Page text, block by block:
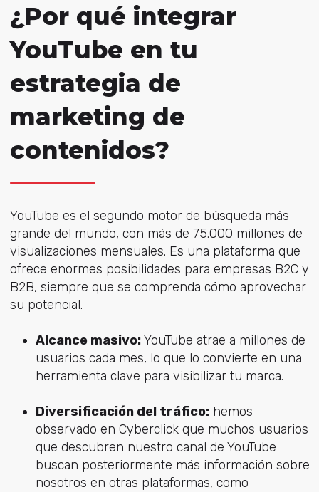
¿Por qué integrar
YouTube en tu
estrategia de
marketing de
contenidos?
YouTube es el segundo motor de búsqueda más
grande del mundo, con más de 75.000 millones de
visualizaciones mensuales. Es una plataforma que
ofrece enormes posibilidades para empresas B2C y
B2B, siempre que se comprenda cómo aprovechar
su potencial.
Alcance masivo:YouTube atrae a millones de
usuarios cada mes, lo que lo convierte en una
herramienta clave para visibilizar tu marca.
Diversificación del tráfico:hemos
observado en Cyberclick que muchos usuarios
que descubren nuestro canal de YouTube
buscan posteriormente más información sobre
nosotros en otras plataformas, como